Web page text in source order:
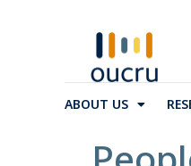
ABOUT US